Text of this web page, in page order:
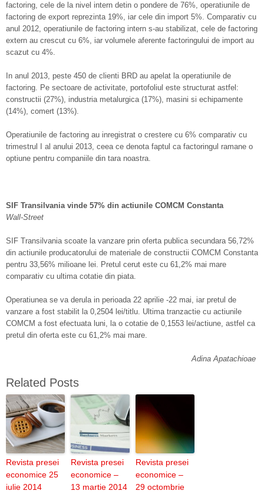
factoring, cele de la nivel intern detin o pondere de 76%, operatiunile de
factoring de export reprezinta 19%, iar cele din import 5%. Comparativ cu
anul 2012, operatiunile de factoring intern s-au stabilizat, cele de factoring
extern au crescut cu 6%, iar volumele aferente factoringului de import au
scazut cu 4%.
In anul 2013, peste 450 de clienti BRD au apelat la operatiunile de
factoring. Pe sectoare de activitate, portofoliul este structurat astfel:
constructii (27%), industria metalurgica (17%), masini si echipamente
(14%), comert (13%).
Operatiunile de factoring au inregistrat o crestere cu 6% comparativ cu
trimestrul I al anului 2013, ceea ce denota faptul ca factoringul ramane o
optiune pentru companiile din tara noastra.
SIF Transilvania vinde 57% din actiunile COMCM Constanta
Wall-Street
SIF Transilvania scoate la vanzare prin oferta publica secundara 56,72%
din actiunile producatorului de materiale de constructii COMCM Constanta
pentru 33,56% milioane lei. Pretul cerut este cu 61,2% mai mare
comparativ cu ultima cotatie din piata.
Operatiunea se va derula in perioada 22 aprilie -22 mai, iar pretul de
vanzare a fost stabilit la 0,2504 lei/titlu. Ultima tranzactie cu actiunile
COMCM a fost efectuata luni, la o cotatie de 0,1553 lei/actiune, astfel ca
pretul din oferta este cu 61,2% mai mare.
Adina Apatachioae
Related Posts
Revista presei
economice 25
iulie 2014
Revista presei
economice –
13 martie 2014
Revista presei
economice –
29 octombrie